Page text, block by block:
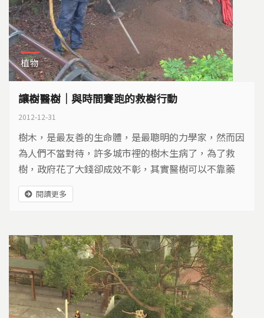
植物
讓樹醫樹｜與時間賽跑的救樹行動
2012-12-31
樹木，是最友善的生命體，是最聰明的力學家，然而因
為人們不當對待，許多城市裡的樹木生病了，為了救
樹，政府花了大錢卻成效不彰，其實醫樹可以不靠藥
物，只要陽光、空氣、水…
閱讀更多